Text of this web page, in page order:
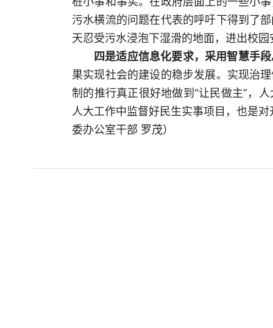
污水横流的问题在代表的呼吁下得到了
天忍受污水浸泡下湿滑的地面，进出校
四是适应信息化要求，采用智慧手
果实现社会的建设的稳步发展。实现治
制的推行真正很好地做到“让民做主”，
人大工作中监督好民生实事项目，也是
委办公室干部 罗茂）